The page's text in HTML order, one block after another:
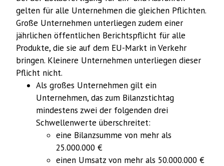
gelten für alle Unternehmen die gleichen Pflichten.
Große Unternehmen unterliegen zudem einer
jährlichen öffentlichen Berichtspflicht für alle
Produkte, die sie auf dem EU-Markt in Verkehr
bringen. Kleinere Unternehmen unterliegen dieser
Pflicht nicht.
Als großes Unternehmen gilt ein
Unternehmen, das zum Bilanzstichtag
mindestens zwei der folgenden drei
Schwellenwerte überschreitet:
eine Bilanzsumme von mehr als
25.000.000 €
einen Umsatz von mehr als 50.000.000 €